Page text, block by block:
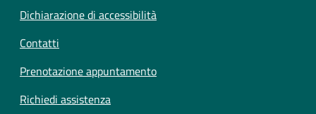
Dichiarazione di accessibilità
Contatti
Prenotazione appuntamento
Richiedi assistenza